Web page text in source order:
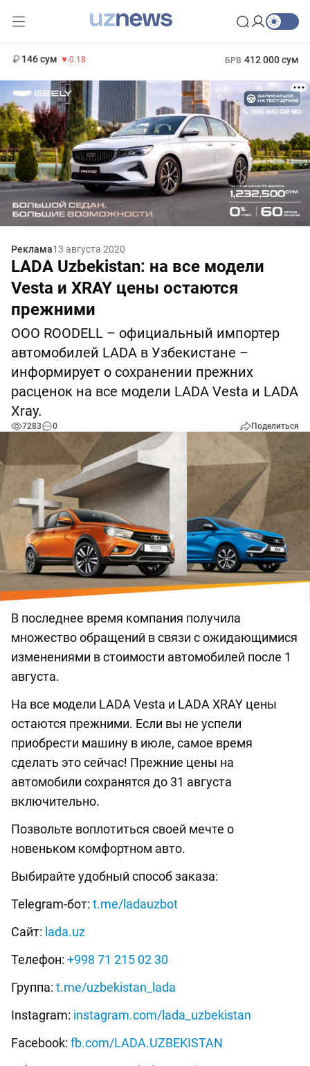
146 сум -0.18 БРВ 412 000 сум
Реклама13 августа 2020
LADA Uzbekistan: на все модели
Vesta и XRAY цены остаются
прежними
ООО ROODELL – официальный импортер
автомобилей LADA в Узбекистане –
информирует о сохранении прежних
расценок на все модели LADA Vesta и LADA
Xray.
7283 0 Поделиться
В последнее время компания получила
множество обращений в связи с ожидающимися
изменениями в стоимости автомобилей после 1
августа.
На все модели LADA Vesta и LADA XRAY цены
остаются прежними. Если вы не успели
приобрести машину в июле, самое время
сделать это сейчас! Прежние цены на
автомобили сохранятся до 31 августа
включительно.
Позвольте воплотиться своей мечте о
новеньком комфортном авто.
Выбирайте удобный способ заказа:
Telegram-бот: t.me/ladauzbot
Сайт: lada.uz
Телефон: +998 71 215 02 30
Группа: t.me/uzbekistan_lada
Instagram: instagram.com/lada_uzbekistan
Facebook: fb.com/LADA.UZBEKISTAN